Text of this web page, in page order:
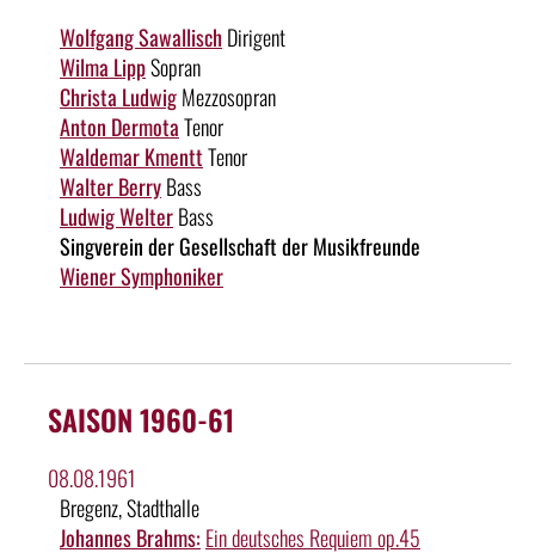
Wolfgang SawallischDirigent
Wilma LippSopran
Christa LudwigMezzosopran
Anton DermotaTenor
Waldemar KmenttTenor
Walter BerryBass
Ludwig WelterBass
Singverein der Gesellschaft der Musikfreunde
Wiener Symphoniker
SAISON 1960-61
08.08.1961
Bregenz, Stadthalle
Johannes Brahms: Ein deutsches Requiem op.45